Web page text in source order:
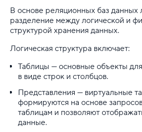
Резервирование и
Руководство по GraphQL для
Руководство по MSSQL для
Системы управления
В основе реляционных баз данных
разделение между логической и
структурой хранения данных.
Логическая структура включает:
Таблицы — основные объекты
в виде строк и столбцов.
Представления — виртуальные
формируются на основе
таблицам и позволяют
данные.